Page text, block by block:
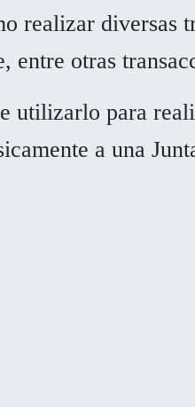
realizar diversas
entre otras
utilizarlo para
a una